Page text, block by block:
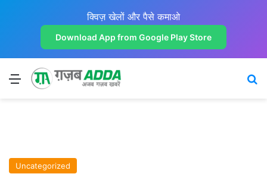
क्विज़ खेलों और पैसे कमाओ
Download App from Google Play Store
Menu
Uncategorized